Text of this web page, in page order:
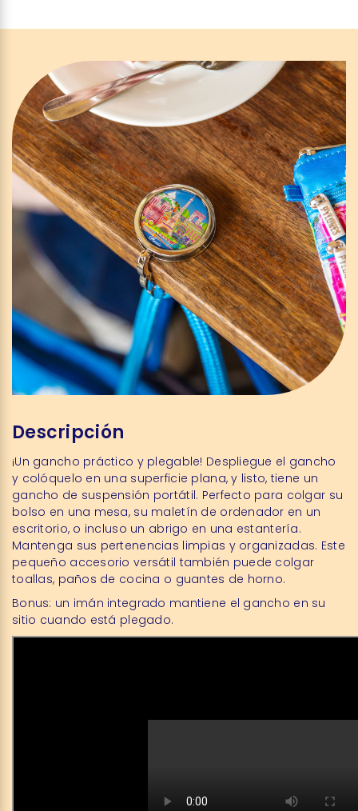
Descripción
¡Un gancho práctico y plegable! Despliegue el gancho
y colóquelo en una superficie plana, y listo, tiene un
gancho de suspensión portátil. Perfecto para colgar su
bolso en una mesa, su maletín de ordenador en un
escritorio, o incluso un abrigo en una estantería.
Mantenga sus pertenencias limpias y organizadas. Este
pequeño accesorio versátil también puede colgar
toallas, paños de cocina o guantes de horno.
Bonus: un imán integrado mantiene el gancho en su
sitio cuando está plegado.